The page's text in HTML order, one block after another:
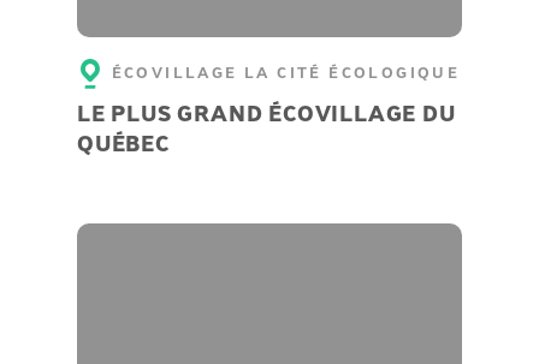
ÉCOVILLAGE LA CITÉ ÉCOLOGIQUE
LE PLUS GRAND ÉCOVILLAGE DU
QUÉBEC